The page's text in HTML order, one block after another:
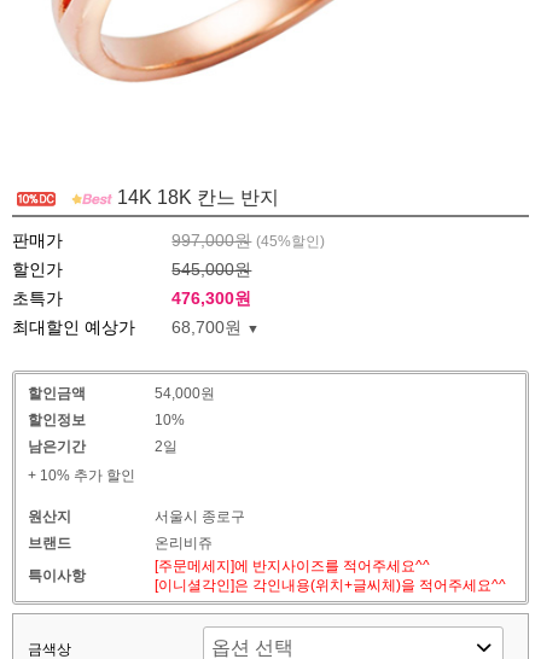
14K 18K 칸느 반지
판매가 997,000원 (45%할인)
할인가
545,000원
초특가
476,300원
최대할인 예상가
68,700원
할인금액
54,000원
할인정보
10%
남은기간
2일
+ 10% 추가 할인
원산지
서울시 종로구
브랜드
온리비쥬
특이사항
[주문메세지]에 반지사이즈를 적어주세요^^
[이니셜각인]은 각인내용(위치+글씨체)을 적어주세요^^
금색상